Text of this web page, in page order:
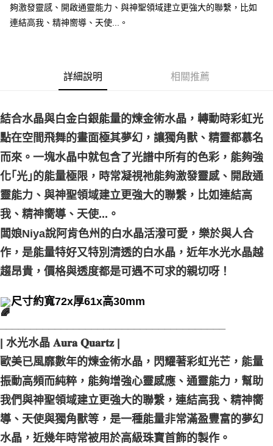
每筆NT$80，滿NT$3,000(含以上)免運費
賣家宅配幫您送（台灣）
每筆NT$80，滿NT$3,000(含以上)免運費
郵局幫你送（離島）
每筆NT$80，滿NT$3,000(含以上)免運費
付款後門市自取
免運費
夠激發靈感、開啟通靈能力、與神聖領域建立更強大的聯繫，比如
連結高我、精神嚮導、天使...。
詳細說明 相關推薦
結合水晶與白金白銀能量的煉金術水晶，轉動時彩虹光
點在空間飛舞的畫面極其夢幻，讓獨角獸、精靈都慕名
而來。一塊水晶中就包含了光譜中所有的色彩，能夠強
化｢光｣的能量極限，時常凝視祂能夠激發靈感、開啟通
靈能力、與神聖領域建立更強大的聯繫，比如連結高
我、精神嚮導、天使...。
闆娘Niya說阿肯色州的白水晶活潑可愛，樂於與人合
作，是能量特好又特別清透的白水晶，近年水光水晶越
趨昂貴，價格與透度都是可遇不可求的親切呀！
尺寸約寬72x厚61x高30mm
| 水光水晶 𝐀𝐮𝐫𝐚 𝐐𝐮𝐚𝐫𝐭𝐳 |
歐美已風靡數年的煉金術水晶，閃耀著彩虹光芒，能量
振動高頻而純粹，能夠增強心靈感應、通靈能力，幫助
我們與神聖領域建立更強大的聯繫，連結高我、精神嚮
導、天使與獨角獸等，是一種能量非常滿盈豐富的夢幻
水晶，近幾年時常被用於高級珠寶首飾的製作。